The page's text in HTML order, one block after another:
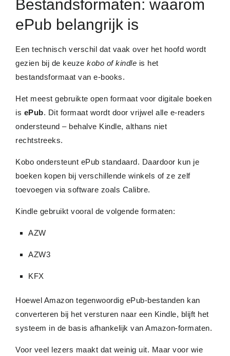
Bestandsformaten: waarom
ePub belangrijk is
Een technisch verschil dat vaak over het hoofd wordt
gezien bij de keuze kobo of kindle is het
bestandsformaat van e-books.
Het meest gebruikte open formaat voor digitale boeken
is ePub. Dit formaat wordt door vrijwel alle e-readers
ondersteund – behalve Kindle, althans niet
rechtstreeks.
Kobo ondersteunt ePub standaard. Daardoor kun je
boeken kopen bij verschillende winkels of ze zelf
toevoegen via software zoals Calibre.
Kindle gebruikt vooral de volgende formaten:
AZW
AZW3
KFX
Hoewel Amazon tegenwoordig ePub-bestanden kan
converteren bij het versturen naar een Kindle, blijft het
systeem in de basis afhankelijk van Amazon-formaten.
Voor veel lezers maakt dat weinig uit. Maar voor wie